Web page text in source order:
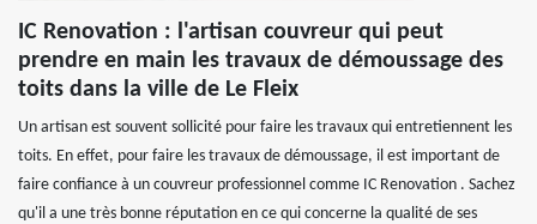
IC Renovation : l'artisan couvreur qui peut
prendre en main les travaux de démoussage des
toits dans la ville de Le Fleix
Un artisan est souvent sollicité pour faire les travaux qui entretiennent les
toits. En effet, pour faire les travaux de démoussage, il est important de
faire confiance à un couvreur professionnel comme IC Renovation . Sachez
qu'il a une très bonne réputation en ce qui concerne la qualité de ses